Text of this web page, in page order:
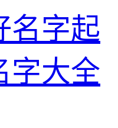
名字起
字大全